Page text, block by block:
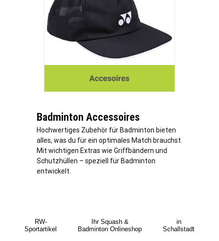
Badminton Accessoires
Hochwertiges Zubehör für Badminton bieten
alles, was du für ein optimales Match brauchst.
Mit wichtigen Extras wie Griffbändern und
Schutzhüllen – speziell für Badminton
entwickelt.
RW-
Sportartikel
Ihr Squash &
Badminton Onlineshop
in
Schallstadt